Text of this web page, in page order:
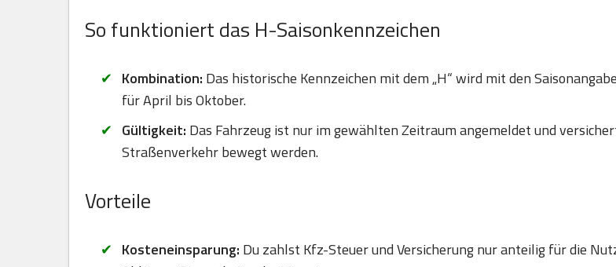
So funktioniert das H-Saisonkennzeichen
Kombination: Das historische Kennzeichen mit dem „H“ wird mit den
für April bis Oktober.
Gültigkeit: Das Fahrzeug ist nur im gewählten Zeitraum angemeldet und
Straßenverkehr bewegt werden.
Vorteile
Kosteneinsparung: Du zahlst Kfz-Steuer und Versicherung nur anteilig für die